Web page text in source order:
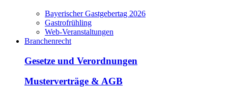
Bayerischer Gastgebertag 2026
Gastrofrühling
Web-Veranstaltungen
Branchenrecht
Gesetze und Verordnungen
Musterverträge & AGB